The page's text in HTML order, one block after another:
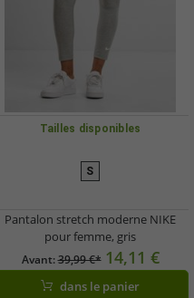
Tailles disponibles
S
Pantalon stretch moderne NIKE
pour femme, gris
Avant:39,99 €* 14,11 €
dans le panier